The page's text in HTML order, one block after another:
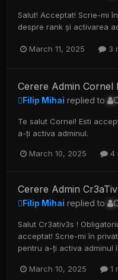
Salut! Acceptat! Scrie-mi
despre rank și activarea
March 11, 2025 3
Cerere Admin Cornel
Filip Mihai replied to
Te salut Cornel! Esti
a-ți activa adminul.
March 10, 2025 4
Cerere Admin
Filip Mihai replied to
Salut Cr3ativ3s !
acceptat! Scrie-mi în
pentru a-ți activa adminul
March 10, 2025 1